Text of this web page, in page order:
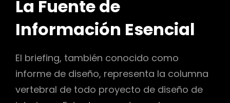
La Fuente de
Información Esencial
El briefing, también conocido como
informe de diseño, representa la columna
vertebral de todo proyecto de diseño de